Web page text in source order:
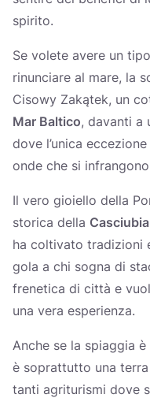
spirito.
Se volete avere un
rinunciare al mare, la
Cisowy Zakątek, un
Mar Baltico, davanti a
dove l’unica
onde che si
Il vero gioiello della
storica della Casciubia
ha coltivato tradizioni
gola a chi sogna di
frenetica di città e
una vera esperienza.
Anche se la spiaggia
è soprattutto una
tanti agriturismi dove